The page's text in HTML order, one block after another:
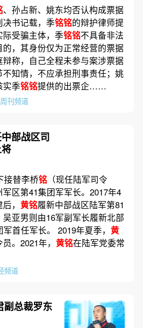
、孙占新、姚东均否认构成票据
书记载，季铭铭的辩护律师提
受骗主体，季铭铭不具备非法
，其身份仅为正常经营的票据
称，自己全程未参与案涉票据
知情，不应承担刑事责任；姚
实季铭铭提供的出票企……
刊频道
部战区司
接替李桥铭 （现任陆军司令
区第41集团军军长。2017年4
， 黄铭履新中部战区陆军第81
亚男则由16军副军长履新北部
首任军长。 2019年夏季， 黄
。2021年， 黄铭在陆军党委常
频道
副总裁罗东